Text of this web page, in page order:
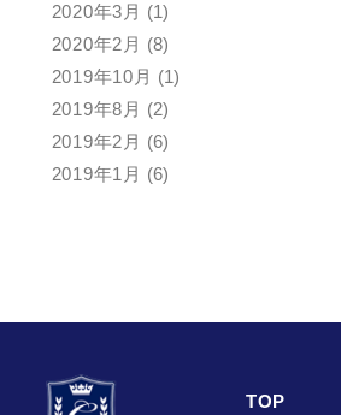
2020年3月 (1)
2020年2月 (8)
2019年10月 (1)
2019年8月 (2)
2019年2月 (6)
2019年1月 (6)
TOP